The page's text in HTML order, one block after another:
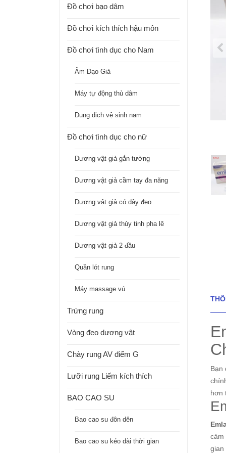
Bạn
hơn
cảm
gian
Đồ chơi bạo dâm
Đồ chơi kích thích hậu môn
Đồ chơi tình dục cho Nam
Âm Đạo Giả
Máy tự động thủ dâm
Dung dịch vệ sinh nam
Đồ chơi tình dục cho nữ
Dương vật giả gắn tường
Dương vật giả cầm tay đa năng
Dương vật giả có dây đeo
Dương vật giả thủy tinh pha lê
Dương vật giả 2 đầu
Quần lót rung
Máy massage vú
Trứng rung
Vòng đeo dương vật
Chày rung AV điểm G
Lưỡi rung Liếm kích thích
BAO CAO SU
Bao cao su đôn dên
Bao cao su kéo dài thời gian